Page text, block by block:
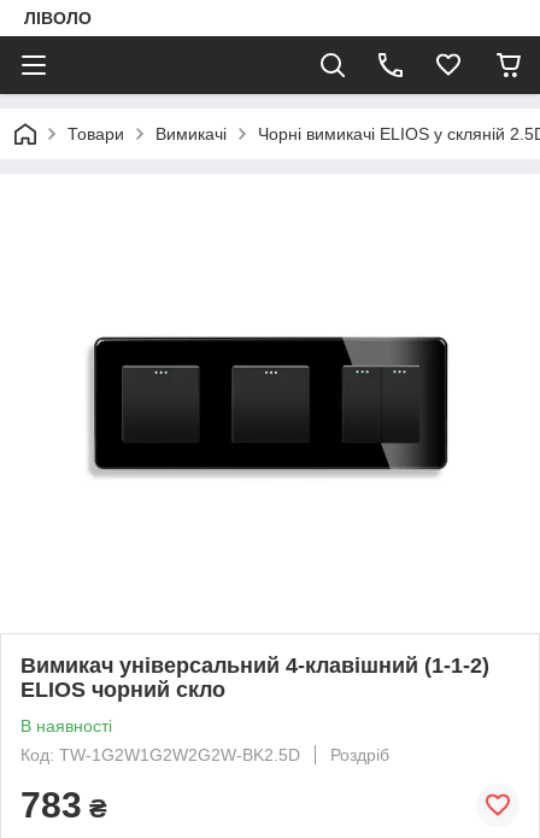
ЛІВОЛО
Товари Вимикачі Чорні вимикачі ELIOS у скляній
Вимикач універсальний 4-клавішний (1-1-2)
ELIOS чорний скло
В наявності
Код: TW-1G2W1G2W2G2W-BK2.5D
Роздріб
783 ₴